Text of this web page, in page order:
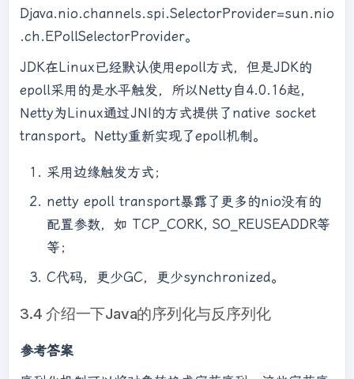
Djava.nio.channels.spi.SelectorProvider=sun.nio
.ch.EPollSelectorProvider。
JDK在Linux已经默认使用epoll方式，但是JDK的
epoll采用的是水平触发，所以Netty自4.0.16起,
Netty为Linux通过JNI的方式提供了native socket
transport。Netty重新实现了epoll机制。
采用边缘触发方式；
netty epoll transport暴露了更多的nio没有的
配置参数，如 TCP_CORK, SO_REUSEADDR等
等；
C代码，更少GC，更少synchronized。
3.4 介绍一下Java的序列化与反序列化
参考答案